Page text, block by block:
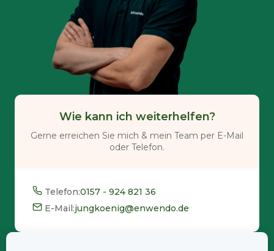
Wie kann ich weiterhelfen?
Gerne erreichen Sie mich & mein Team per E-Mail
oder Telefon.
Telefon:0157 - 924 821 36
E-Mail:jungkoenig@enwendo.de